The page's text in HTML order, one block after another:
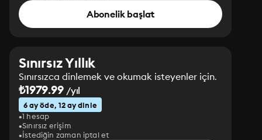
Abonelik başlat
Sınırsız Yıllık
Sınırsızca dinlemek ve okumak isteyenler için.
₺1979.99/yıl
6 ay öde, 12 ay dinle
1 hesap
Sınırsız erişim
İstediğin zaman iptal et